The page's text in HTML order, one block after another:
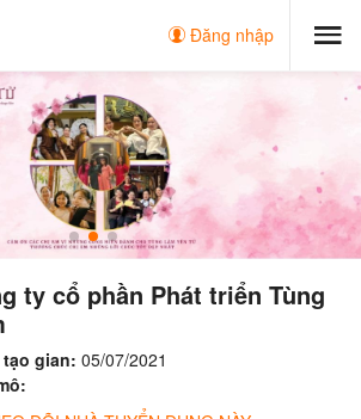
Đăng nhập
ty cổ phần Phát triển Tùng
tạo gian: 05/07/2021